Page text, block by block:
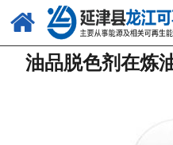
油品脱色剂在炼